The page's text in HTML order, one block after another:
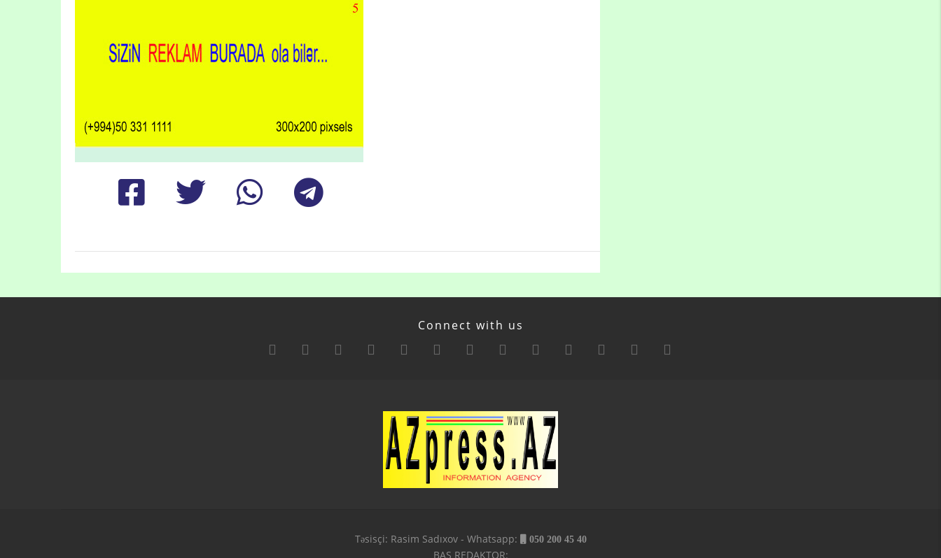
Connect with us
Təsisçi: Rasim Sadıxov - Whatsapp: 050 200 45 40
BAŞ REDAKTOR: